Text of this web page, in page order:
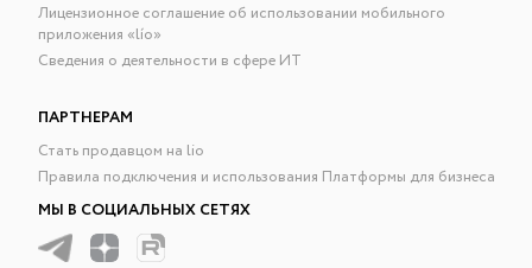
Лицензионное соглашение об использовании мобильного
приложения «lío»
Сведения о деятельности в сфере ИТ
ПАРТНЕРАМ
Стать продавцом на lio
Правила подключения и использования Платформы для бизнеса
МЫ В СОЦИАЛЬНЫХ СЕТЯХ